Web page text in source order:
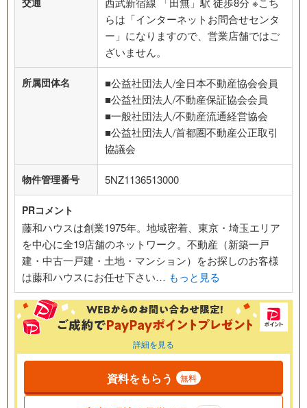
らは「インターネットお問合せセンタ
ー」になりますので、営業店舗ではご
ざいません。
所属団体名
■公益社団法人/全日本不動産協会会員
■公益社団法人/不動産保証協会会員
■一般社団法人/不動産流通経営協会
■公益社団法人/首都圏不動産公正取引
協議会
物件管理番号 5NZ1136513000
PRコメント
藤和ハウスは創業1975年。地域密着、東京・埼玉エリア
を中心に全19店舗のネットワーク。不動産（新築一戸
建・中古一戸建・土地・マンション）をお探しのお客様
は藤和ハウスにお任せ下さい… もっと見る
詳細を見る
資料をもらう 無料